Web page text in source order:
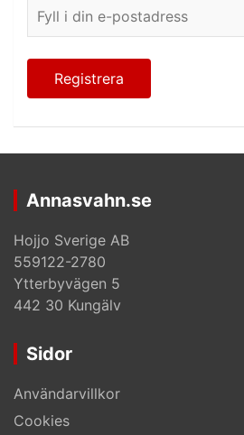
Annasvahn.se
Hojjo Sverige AB
559122-2780
Ytterbyvägen 5
442 30 Kungälv
Sidor
Användarvillkor
Cookies